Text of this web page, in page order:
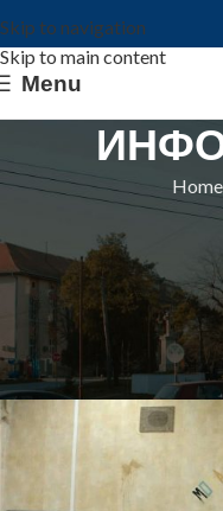
Skip to navigation
Skip to main content
Menu
Home
РУМУНА
Општина